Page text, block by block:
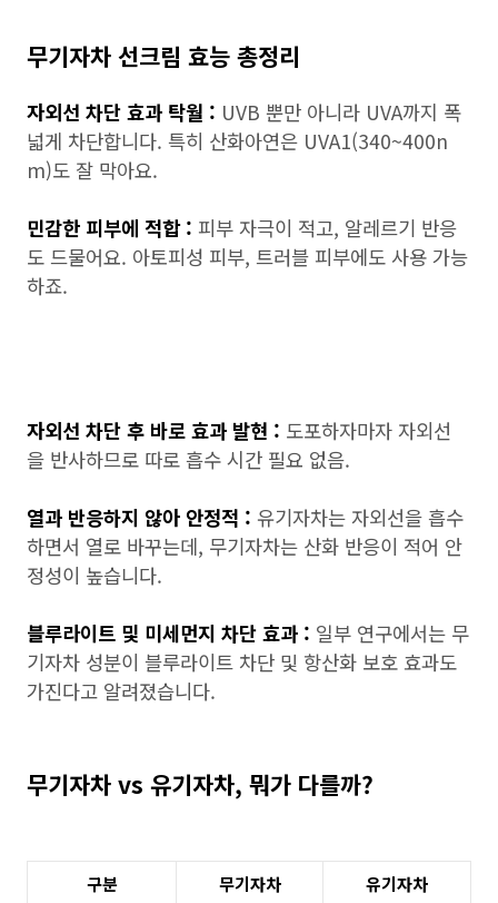
무기자차 선크림 효능 총정리
자외선 차단 효과 탁월 : UVB 뿐만 아니라 UVA까지 폭
넓게 차단합니다. 특히 산화아연은 UVA1(340~400n
m)도 잘 막아요.
민감한 피부에 적합 : 피부 자극이 적고, 알레르기 반응
도 드물어요. 아토피성 피부, 트러블 피부에도 사용 가능
하죠.
자외선 차단 후 바로 효과 발현 : 도포하자마자 자외선
을 반사하므로 따로 흡수 시간 필요 없음.
열과 반응하지 않아 안정적 : 유기자차는 자외선을 흡수
하면서 열로 바꾸는데, 무기자차는 산화 반응이 적어 안
정성이 높습니다.
블루라이트 및 미세먼지 차단 효과 : 일부 연구에서는 무
기자차 성분이 블루라이트 차단 및 항산화 보호 효과도
가진다고 알려졌습니다.
무기자차 vs 유기자차, 뭐가 다를까?
구분 무기자차 유기자차